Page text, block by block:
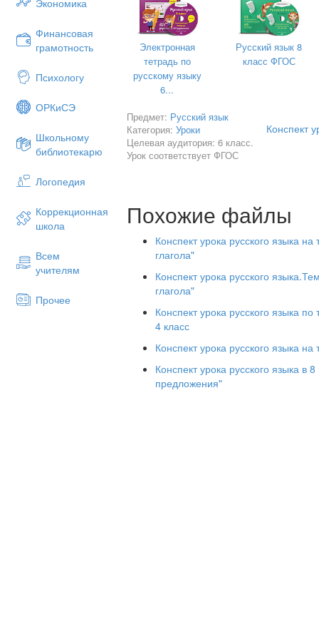
Экономика
Финансовая
грамотность
Психологу
ОРКиСЭ
Школьному
библиотекарю
Логопедия
Коррекционная
школа
Всем
учителям
Прочее
Почему инфинитив называют
2. Начало урока. Постановка
Рассмотри рисунки. На каком
А на каком - действие закончено?
4. Подача нового материала
Ознакомление с теоретическим
5.Закрепление
Составь видовые пары с
писать –
Электронная
тетрадь по
русскому языку
6...
Русский язык 8
класс ФГОС
Предмет: Русский язык
Категория:Уроки
Целевая аудитория: 6 класс.
Урок соответствует ФГОС
Конспект
Похожие файлы
Конспект урока русского языка
глагола"
Конспект урока русского
глагола"
Конспект урока русского языка
4 класс
Конспект урока русского языка на
Конспект урока русского языка в
предложения"